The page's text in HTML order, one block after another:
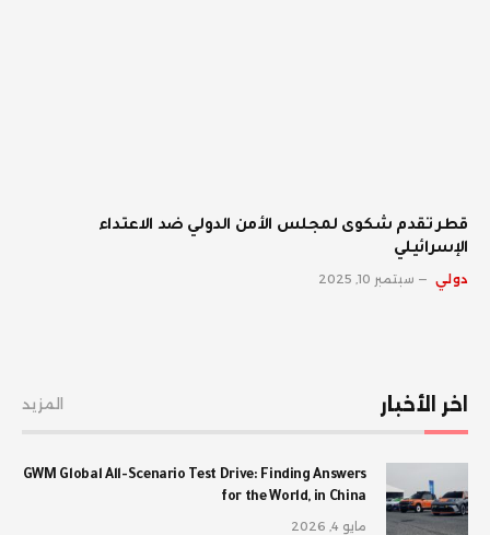
قطر تقدم شكوى لمجلس الأمن الدولي ضد الاعتداء
الإسرائيلي
دولي سبتمبر 10, 2025
اخر الأخبار المزيد
GWM Global All-Scenario Test Drive: Finding Answers
for the World, in China
مايو 4, 2026